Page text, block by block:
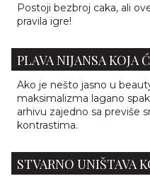
Postoji bezbroj caka, ali
pravila igre!
PLAVA NIJANSA KOJA
Ako je nešto jasno u
maksimalizma lagano
arhivu zajedno sa previše
kontrastima.
STVARNO UNIŠTAVA